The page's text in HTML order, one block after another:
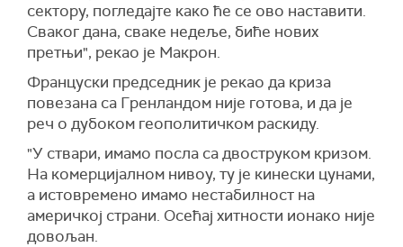
сектору, погледајте како ће се ово наставити.
Сваког дана, сваке недеље, биће нових
претњи", рекао је Макрон.
Француски председник је рекао да криза
повезана са Гренландом није готова, и да је
реч о дубоком геополитичком раскиду.
"У ствари, имамо посла са двоструком кризом.
На комерцијалном нивоу, ту је кинески цунами,
а истовремено имамо нестабилност на
америчкој страни. Осећај хитности ионако није
довољан.